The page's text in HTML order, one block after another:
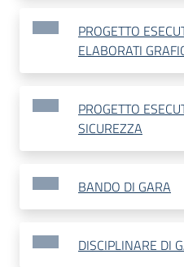
PROGETTO
ELABORATI
PROGETTO
SICUREZZA
BANDO DI GARA
DISCIPLINARE DI